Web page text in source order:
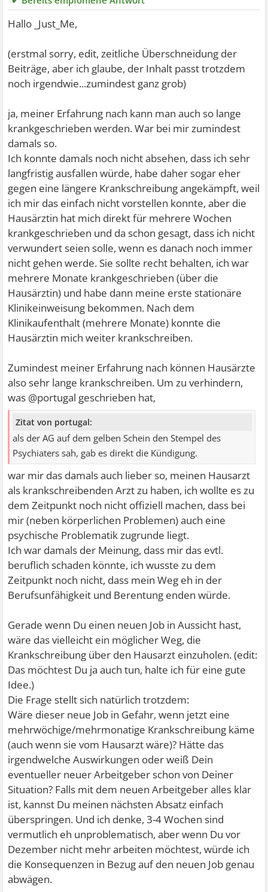
Hallo _Just_Me,
(erstmal sorry, edit, zeitliche Überschneidung der
Beiträge, aber ich glaube, der Inhalt passt trotzdem
noch irgendwie...zumindest ganz grob)
ja, meiner Erfahrung nach kann man auch so lange
krankgeschrieben werden. War bei mir zumindest
damals so.
Ich konnte damals noch nicht absehen, dass ich sehr
langfristig ausfallen würde, habe daher sogar eher
gegen eine längere Krankschreibung angekämpft, weil
ich mir das einfach nicht vorstellen konnte, aber die
Hausärztin hat mich direkt für mehrere Wochen
krankgeschrieben und da schon gesagt, dass ich nicht
verwundert seien solle, wenn es danach noch immer
nicht gehen werde. Sie sollte recht behalten, ich war
mehrere Monate krankgeschrieben (über die
Hausärztin) und habe dann meine erste stationäre
Klinikeinweisung bekommen. Nach dem
Klinikaufenthalt (mehrere Monate) konnte die
Hausärztin mich weiter krankschreiben.
Zumindest meiner Erfahrung nach können Hausärzte
also sehr lange krankschreiben. Um zu verhindern,
was @portugal geschrieben hat,
Zitat von portugal:
als der AG auf dem gelben Schein den Stempel des
Psychiaters sah, gab es direkt die Kündigung.
war mir das damals auch lieber so, meinen Hausarzt
als krankschreibenden Arzt zu haben, ich wollte es zu
dem Zeitpunkt noch nicht offiziell machen, dass bei
mir (neben körperlichen Problemen) auch eine
psychische Problematik zugrunde liegt.
Ich war damals der Meinung, dass mir das evtl.
beruflich schaden könnte, ich wusste zu dem
Zeitpunkt noch nicht, dass mein Weg eh in der
Berufsunfähigkeit und Berentung enden würde.
Gerade wenn Du einen neuen Job in Aussicht hast,
wäre das vielleicht ein möglicher Weg, die
Krankschreibung über den Hausarzt einzuholen. (edit:
Das möchtest Du ja auch tun, halte ich für eine gute
Idee.)
Die Frage stellt sich natürlich trotzdem:
Wäre dieser neue Job in Gefahr, wenn jetzt eine
mehrwöchige/mehrmonatige Krankschreibung käme
(auch wenn sie vom Hausarzt wäre)? Hätte das
irgendwelche Auswirkungen oder weiß Dein
eventueller neuer Arbeitgeber schon von Deiner
Situation? Falls mit dem neuen Arbeitgeber alles klar
ist, kannst Du meinen nächsten Absatz einfach
überspringen. Und ich denke, 3-4 Wochen sind
vermutlich eh unproblematisch, aber wenn Du vor
Dezember nicht mehr arbeiten möchtest, würde ich
die Konsequenzen in Bezug auf den neuen Job genau
abwägen.